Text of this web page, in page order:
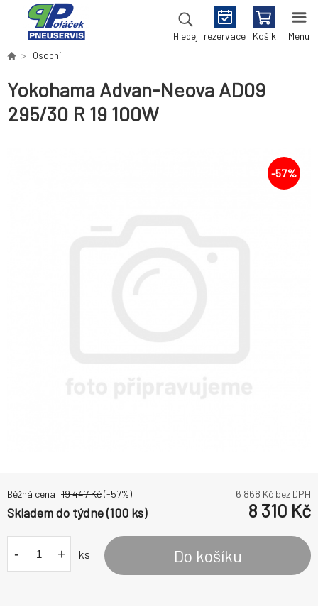
Hledej rezervace Košík Menu
Osobní
Yokohama Advan-Neova AD09
295/30 R 19 100W
-57%
Běžná cena: 19 447Kč(-57%) 6 868 Kč bez DPH
Skladem do týdne (100 ks) 8 310 Kč
- + ks Do košíku